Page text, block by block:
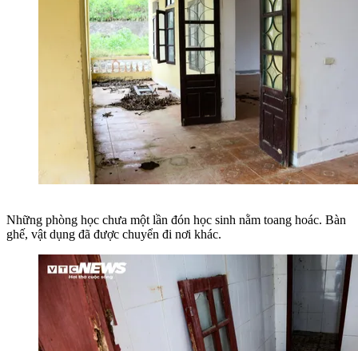
Những phòng học chưa một lần đón học sinh nằm toang hoác. Bàn
ghế, vật dụng đã được chuyển đi nơi khác.